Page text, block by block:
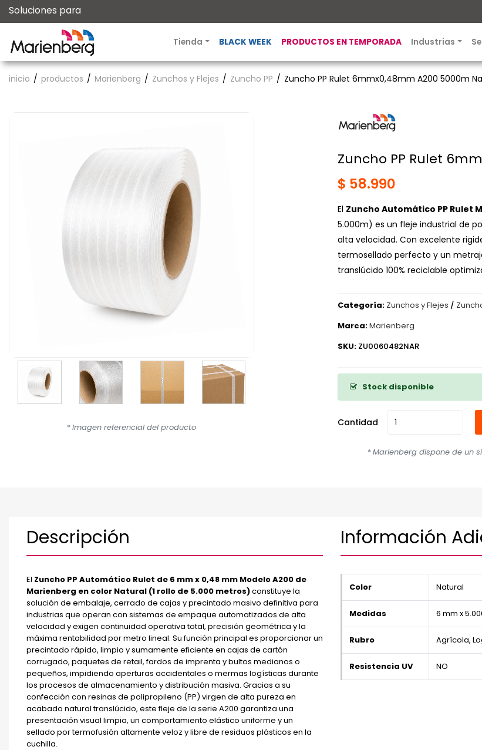
Soluciones para
Tienda BLACK WEEK PRODUCTOS EN TEMPORADA Industrias
inicio productos Marienberg Zunchos y Flejes Zuncho PP Zuncho PP Rulet 6mmx0,48mm A200 5000m
*Imagen referencial del producto
Zuncho PP Rulet
$ 58.990
El Zuncho Automático PP Rulet
5.000m) es un fleje industrial de
alta velocidad. Con excelente
termosellado perfecto y un
translúcido 100% reciclable
Categoría: Zunchos y Flejes /
Marca:Marienberg
SKU: ZU0060482NAR
Stock disponible
Cantidad
*Marienberg dispone de un
Descripción
El Zuncho PP Automático Rulet de 6 mm x 0,48 mm Modelo A200 de
Marienberg en color Natural (1 rollo de 5.000 metros)constituye la
solución de embalaje, cerrado de cajas y precintado masivo definitiva para
industrias que operan con sistemas de empaque automatizados de alta
velocidad y exigen continuidad operativa total, precisión geométrica y la
máxima rentabilidad por metro lineal. Su función principal es proporcionar un
precintado rápido, limpio y sumamente eficiente en cajas de cartón
corrugado, paquetes de retail, fardos de imprenta y bultos medianos o
pequeños, impidiendo aperturas accidentales o mermas logísticas durante
los procesos de almacenamiento y distribución masiva. Gracias a su
confección con resinas de polipropileno (PP) virgen de alta pureza en
acabado natural translúcido, este fleje de la serie A200 garantiza una
presentación visual limpia, un comportamiento elástico uniforme y un
sellado por termofusión altamente veloz y libre de residuos plásticos en la
cuchilla.
Información
Color Natural
Medidas 6 mm x
Rubro Agrícola,
Resistencia UV NO